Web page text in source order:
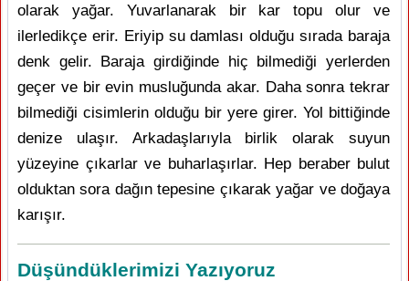
olarak yağar. Yuvarlanarak bir kar topu olur ve
ilerledikçe erir. Eriyip su damlası olduğu sırada baraja
denk gelir. Baraja girdiğinde hiç bilmediği yerlerden
geçer ve bir evin musluğunda akar. Daha sonra tekrar
bilmediği cisimlerin olduğu bir yere girer. Yol bittiğinde
denize ulaşır. Arkadaşlarıyla birlik olarak suyun
yüzeyine çıkarlar ve buharlaşırlar. Hep beraber bulut
olduktan sora dağın tepesine çıkarak yağar ve doğaya
karışır.
Düşündüklerimizi Yazıyoruz